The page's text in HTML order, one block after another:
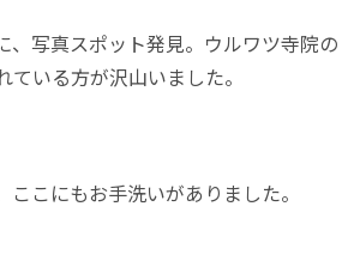
、写真スポット発見。ウルワツ寺院の
ている方が沢山いました。
ここにもお手洗いがありました。